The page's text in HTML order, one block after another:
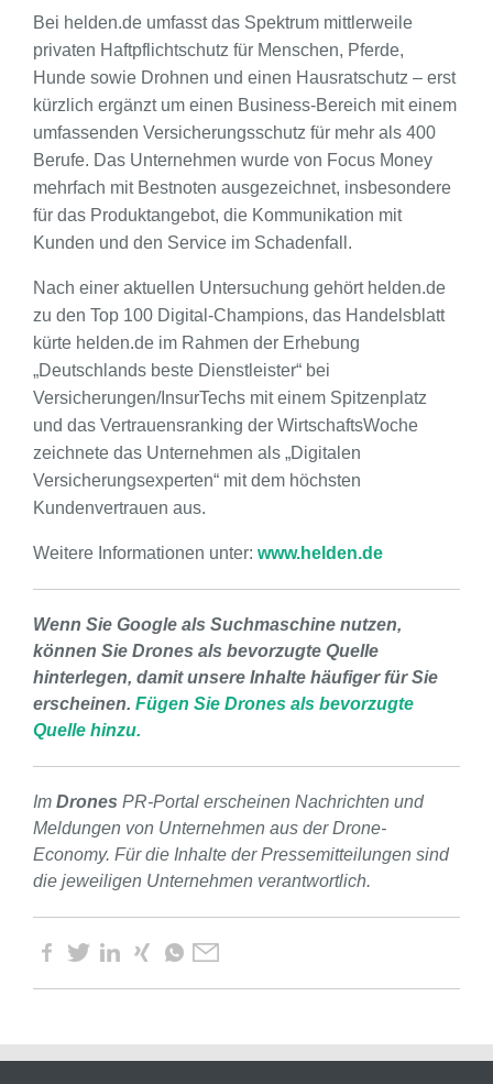
Bei helden.de umfasst das Spektrum mittlerweile
privaten Haftpflichtschutz für Menschen, Pferde,
Hunde sowie Drohnen und einen Hausratschutz – erst
kürzlich ergänzt um einen Business-Bereich mit einem
umfassenden Versicherungsschutz für mehr als 400
Berufe. Das Unternehmen wurde von Focus Money
mehrfach mit Bestnoten ausgezeichnet, insbesondere
für das Produktangebot, die Kommunikation mit
Kunden und den Service im Schadenfall.
Nach einer aktuellen Untersuchung gehört helden.de
zu den Top 100 Digital-Champions, das Handelsblatt
kürte helden.de im Rahmen der Erhebung
„Deutschlands beste Dienstleister“ bei
Versicherungen/InsurTechs mit einem Spitzenplatz
und das Vertrauensranking der WirtschaftsWoche
zeichnete das Unternehmen als „Digitalen
Versicherungsexperten“ mit dem höchsten
Kundenvertrauen aus.
Weitere Informationen unter: www.helden.de
Wenn Sie Google als Suchmaschine nutzen,
können Sie Drones als bevorzugte Quelle
hinterlegen, damit unsere Inhalte häufiger für Sie
erscheinen. Fügen Sie Drones als bevorzugte
Quelle hinzu.
Im Drones PR-Portal erscheinen Nachrichten und
Meldungen von Unternehmen aus der Drone-
Economy. Für die Inhalte der Pressemitteilungen sind
die jeweiligen Unternehmen verantwortlich.